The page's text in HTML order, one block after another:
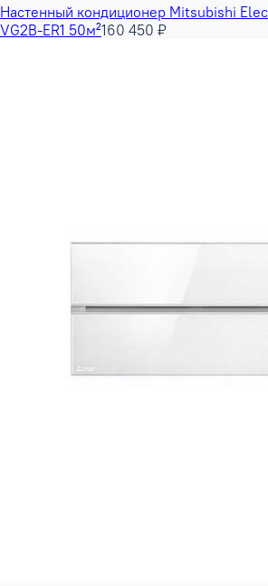
Настенный кондиционер Mitsubishi
VG2B-ER1 50м²160 450 ₽